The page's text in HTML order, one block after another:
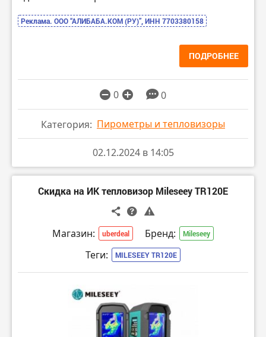
Реклама. ООО “АЛИБАБА.КОМ (РУ)”, ИНН 7703380158
ПОДРОБНЕЕ
0 0
Категория: Пирометры и тепловизоры
02.12.2024 в 14:05
Скидка на ИК тепловизор Mileseey TR120E
Магазин: uberdeal Бренд: Mileseey
Теги: MILESEEY TR120E